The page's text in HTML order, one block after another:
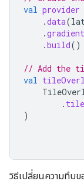
val provider
.data(
.gradient
.build()
// Add the
val
.
)
วิธีเปลี่ยนความทึบ